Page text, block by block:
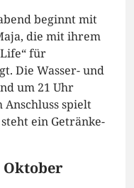
beginnt mit
die mit ihrem
für
Die Wasser- und
um 21 Uhr
spielt
ein Getränke-
Oktober